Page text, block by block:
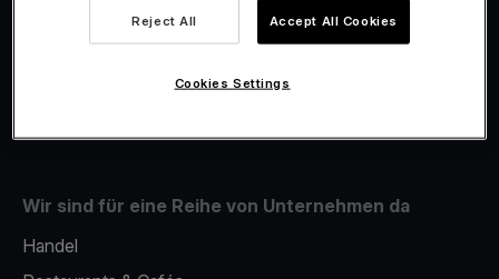
Fiskalisierung
Wir sind für eine Reihe von Unternehmen da
Handel
Reject All Accept All Cookies
Cookies Settings